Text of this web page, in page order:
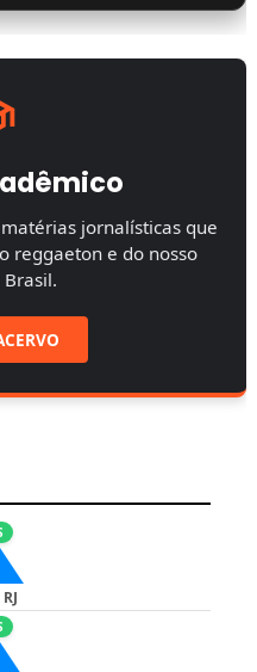
jornalísticas que
reggaeton e do nosso